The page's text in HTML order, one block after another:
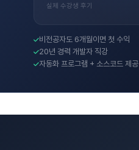
실제 수강생 후기
비전공자도 6개월이면 첫 수익
20년 경력 개발자 직강
자동화 프로그램 + 소스코드 제공